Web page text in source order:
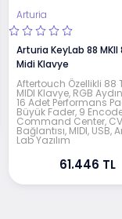
Arturia
Arturia KeyLab 88 MKII
Midi Klavye
Aftertouch Özellikli 88
MIDI Klavye, RGB
16 Adet Performans
Büyük Fader, 9
Command Center,
Bağlantısı, MIDI, USB,
Lab Yazılım
61.446 TL